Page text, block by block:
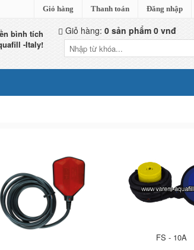
Giỏ hàng Thanh toán Đăng nhập
Giỏ hàng: 0 sản phẩm 0 vnđ
bình tích
-Italy!
FS - 10A